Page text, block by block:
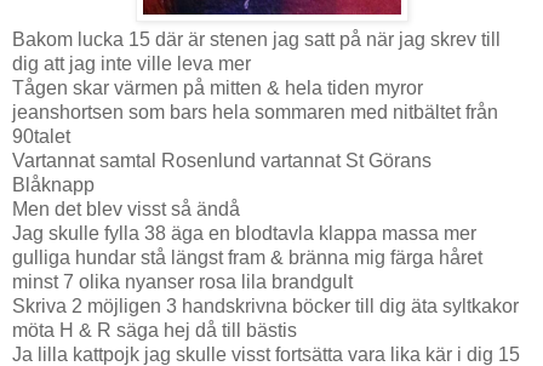
Bakom lucka 15 där är stenen jag satt på när jag skrev till
dig att jag inte ville leva mer
Tågen skar värmen på mitten & hela tiden myror
jeanshortsen som bars hela sommaren med nitbältet från
90talet
Vartannat samtal Rosenlund vartannat St Görans
Blåknapp
Men det blev visst så ändå
Jag skulle fylla 38 äga en blodtavla klappa massa mer
gulliga hundar stå längst fram & bränna mig färga håret
minst 7 olika nyanser rosa lila brandgult
Skriva 2 möjligen 3 handskrivna böcker till dig äta syltkakor
möta H & R säga hej då till bästis
Ja lilla kattpojk jag skulle visst fortsätta vara lika kär i dig 15